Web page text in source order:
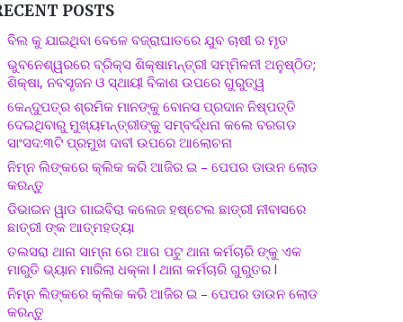
POSTS
ବିଲ କୁ ଯାଇଥିବା ବେଳେ ବଜ୍ରାଘାତରେ ଯୁବ ଚାଷୀ ର ମୃତ
ଭୁବନେଶ୍ୱରରେ ବ୍ରିକ୍ସ ଶିକ୍ଷାମନ୍ତ୍ରୀ ସମ୍ମିଳନୀ ଅନୁଷ୍ଠିତ;
ଶିକ୍ଷା, ନବସୃଜନ ଓ ସ୍ଥାୟୀ ବିକାଶ ଉପରେ ଗୁରୁତ୍ୱ
କେନ୍ଦୁପତ୍ର ଶ୍ରମିକ ମାନଙ୍କୁ ବୋନସ ପ୍ରଦାନ ନିଷ୍ପତ୍ତି
ଦେଇଥିବାରୁ ମୁଖ୍ୟମନ୍ତ୍ରୀଙ୍କୁ ସମ୍ବର୍ଦ୍ଧନା କଲେ ବରଗଡ
ସାଂସଦ:୩ଟି ପ୍ରମୁଖ ଦାବୀ ଉପରେ ଆଲୋଚନା
ନିମ୍ନ ଲିଙ୍କରେ କ୍ଲିକ କରି ଆଜିର ଇ – ପେପର ଡାଉନ ଲୋଡ
କରନ୍ତୁ
ଡିଭାଇନ ୱାଡ ଗାଇବିରା କଲେଜ ହଷ୍ଟେଲ ଛାତ୍ରୀ ନୀବାସରେ
ଛାତ୍ରୀ ଙ୍କ ଆତ୍ମହତ୍ୟା
ତଲସରା ଥାନା ସାମ୍ନା ରେ ଆଗ ପଟୁ ଥାନା କର୍ମଚାରି ଙ୍କୁ ଏକ
ମାରୁତି ଭ୍ୟାନ ମାରିଲା ଧକ୍କା l ଥାନା କର୍ମଚାରି ଗୁରୁତର l
ନିମ୍ନ ଲିଙ୍କରେ କ୍ଲିକ କରି ଆଜିର ଇ – ପେପର ଡାଉନ ଲୋଡ
କରନ୍ତୁ